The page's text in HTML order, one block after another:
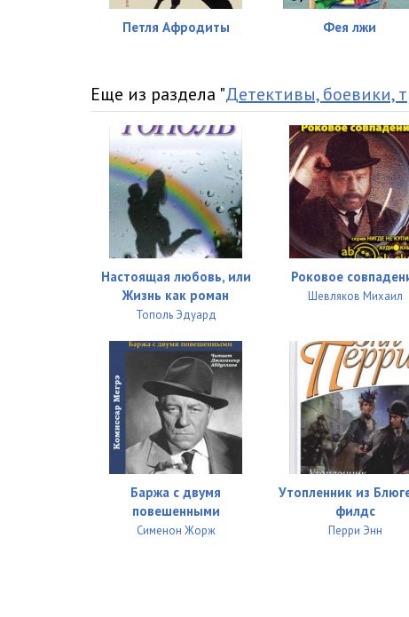
Soboleva_Printsessa_021
Soboleva_Printsessa_024
Soboleva_Printsessa_025
Soboleva_Printsessa_026
Soboleva_Printsessa_027
Soboleva_Printsessa_028
Soboleva_Printsessa_029
Soboleva_Printsessa_031
Soboleva_Printsessa_032
Soboleva_Printsessa_033
Soboleva_Printsessa_034
Soboleva_Printsessa_035
Петля Афродиты Фея лжи
Еще из раздела "Детективы, боевики,
Настоящая любовь, или
Жизнь как роман
Тополь Эдуард
Роковое
Шевляков Михаил
Баржа с двумя
повешенными
Сименон Жорж
Утопленник из
филдс
Перри Энн